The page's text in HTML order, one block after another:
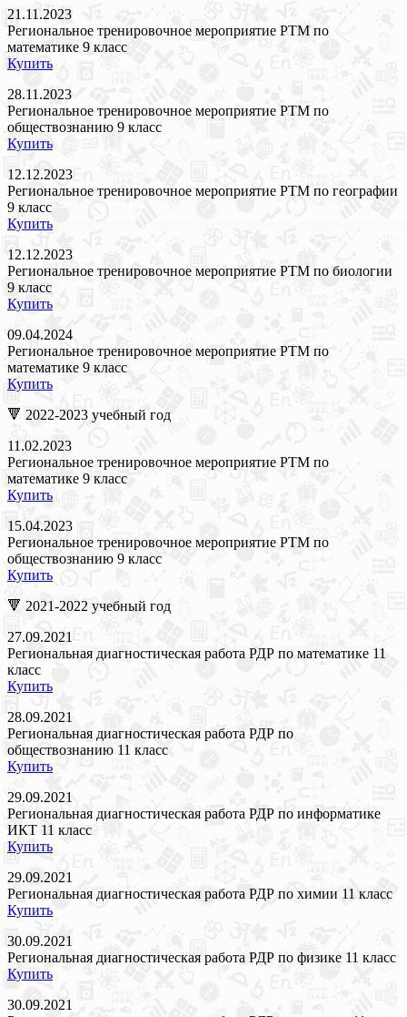
21.11.2023
Региональное тренировочное мероприятие РТМ по
математике 9 класс
Купить
28.11.2023
Региональное тренировочное мероприятие РТМ по
обществознанию 9 класс
Купить
12.12.2023
Региональное тренировочное мероприятие РТМ по географии
9 класс
Купить
12.12.2023
Региональное тренировочное мероприятие РТМ по биологии
9 класс
Купить
09.04.2024
Региональное тренировочное мероприятие РТМ по
математике 9 класс
Купить
🔻 2022-2023 учебный год
11.02.2023
Региональное тренировочное мероприятие РТМ по
математике 9 класс
Купить
15.04.2023
Региональное тренировочное мероприятие РТМ по
обществознанию 9 класс
Купить
🔻 2021-2022 учебный год
27.09.2021
Региональная диагностическая работа РДР по математике 11
класс
Купить
28.09.2021
Региональная диагностическая работа РДР по
обществознанию 11 класс
Купить
29.09.2021
Региональная диагностическая работа РДР по информатике
ИКТ 11 класс
Купить
29.09.2021
Региональная диагностическая работа РДР по химии 11 класс
Купить
30.09.2021
Региональная диагностическая работа РДР по физике 11 класс
Купить
30.09.2021